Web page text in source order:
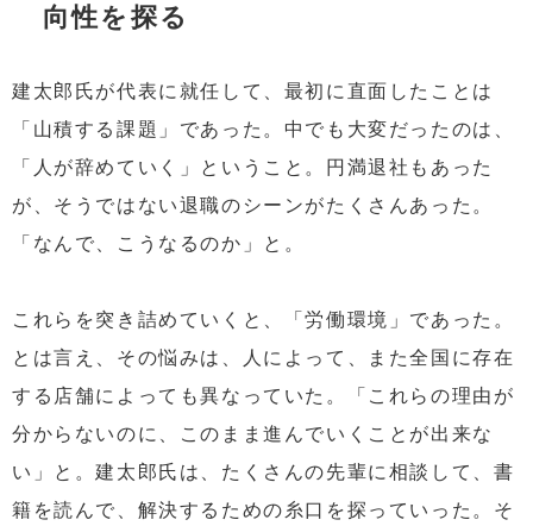
向性を探る
建太郎氏が代表に就任して、最初に直面したことは
「山積する課題」であった。中でも大変だったのは、
「人が辞めていく」ということ。円満退社もあった
が、そうではない退職のシーンがたくさんあった。
「なんで、こうなるのか」と。
これらを突き詰めていくと、「労働環境」であった。
とは言え、その悩みは、人によって、また全国に存在
する店舗によっても異なっていた。「これらの理由が
分からないのに、このまま進んでいくことが出来な
い」と。建太郎氏は、たくさんの先輩に相談して、書
籍を読んで、解決するための糸口を探っていった。そ